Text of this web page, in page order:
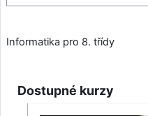
Informatika pro 8. třídy
Dostupné kurzy